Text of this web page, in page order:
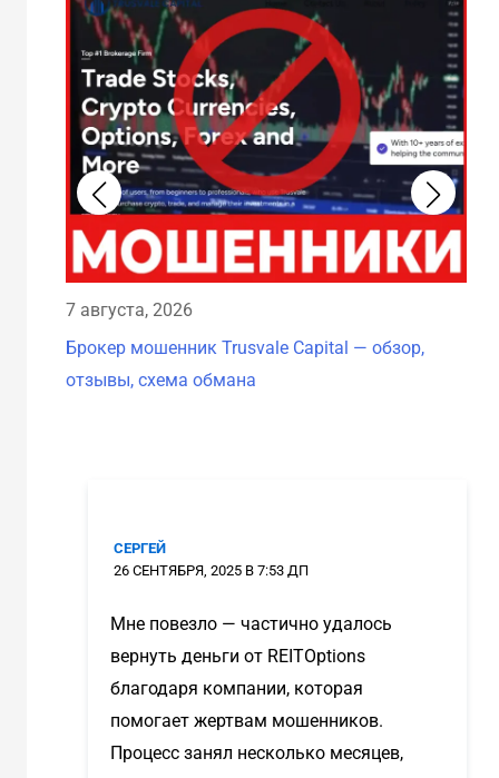
7 августа, 2026
Брокер мошенник Trusvale Capital — обзор,
отзывы, схема обмана
СЕРГЕЙ
26 СЕНТЯБРЯ, 2025 В 7:53 ДП
Мне повезло — частично удалось
вернуть деньги от REITOptions
благодаря компании, которая
помогает жертвам мошенников.
Процесс занял несколько месяцев,